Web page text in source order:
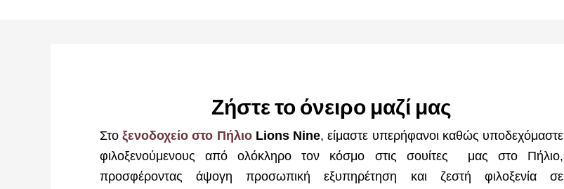
Ζήστε το όνειρο μαζί μας
Στοξενοδοχείο στο ΠήλιοLions Nine, είμαστε υπερήφανοι καθώς υποδεχόμαστε
φιλοξενούμενους από ολόκληρο τον κόσμο στις σουίτες μας στο Πήλιο,
προσφέροντας άψογη προσωπική εξυπηρέτηση και ζεστή φιλοξενία σε